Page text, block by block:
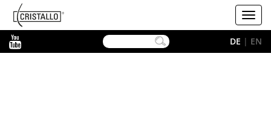
Cristallo
DE | EN